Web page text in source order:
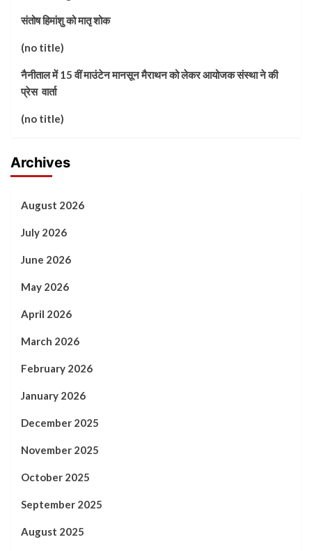
संतोष हिमांशु को मातृ शोक
(no title)
नैनीताल में 15 वीं माउंटेन मानसून मैराथन को लेकर आयोजक संस्था ने की
प्रेस वार्ता
(no title)
Archives
August 2026
July 2026
June 2026
May 2026
April 2026
March 2026
February 2026
January 2026
December 2025
November 2025
October 2025
September 2025
August 2025